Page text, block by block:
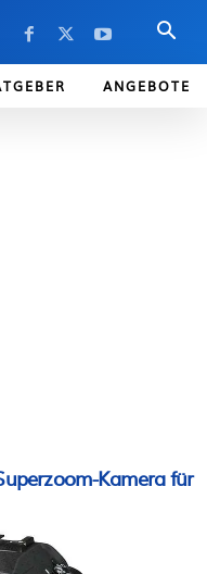
ANGEBOTE
Kamera für